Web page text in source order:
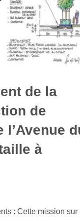
de la
de
l’Avenue
à
: Cette mission sur